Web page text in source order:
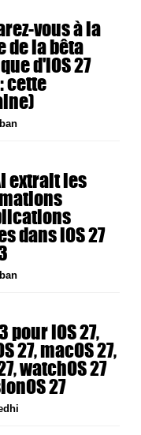
vous à la
de la bêta
d'iOS 27
cette
extrait les
dans iOS 27
pour iOS 27,
27, macOS 27,
watchOS 27
27